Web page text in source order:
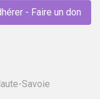
- Faire un don
Savoie